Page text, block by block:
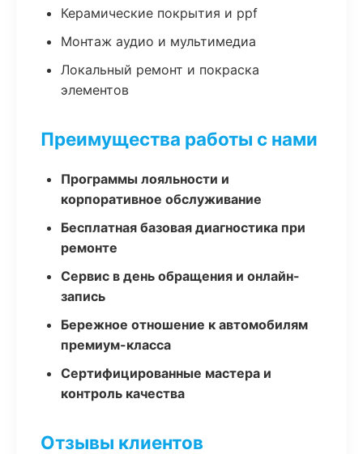
Керамические покрытия и ppf
Монтаж аудио и мультимедиа
Локальный ремонт и покраска
элементов
Преимущества работы с нами
Программы лояльности и
корпоративное обслуживание
Бесплатная базовая диагностика при
ремонте
Сервис в день обращения и онлайн-
запись
Бережное отношение к автомобилям
премиум-класса
Сертифицированные мастера и
контроль качества
Отзывы клиентов